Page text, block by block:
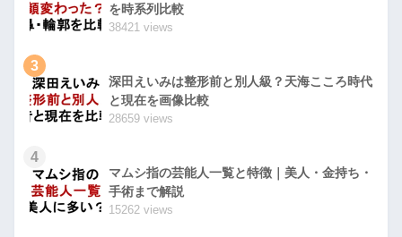
を時系列比較
38421 views
3
深田えいみは整形前と別人級？天海こころ時代
と現在を画像比較
28659 views
4
マムシ指の芸能人一覧と特徴｜美人・金持ち・
手術まで解説
15262 views